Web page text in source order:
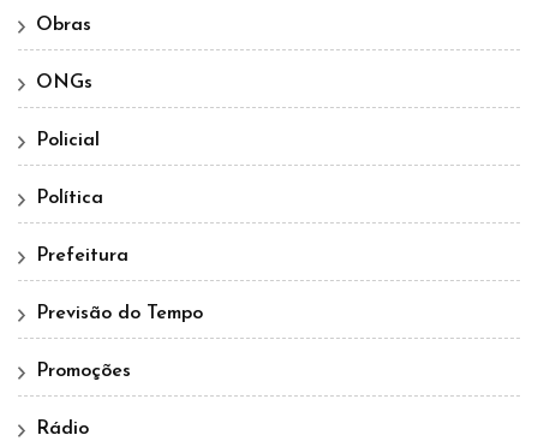
Obras
ONGs
Policial
Política
Prefeitura
Previsão do Tempo
Promoções
Rádio